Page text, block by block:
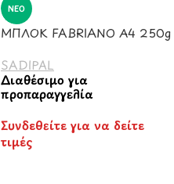
ΝΈΟ
ΜΠΛΟΚ FABRIANO Α4 250g
SADIPAL
Διαθέσιμο για
προπαραγγελία
Συνδεθείτε για να δείτε
τιμές